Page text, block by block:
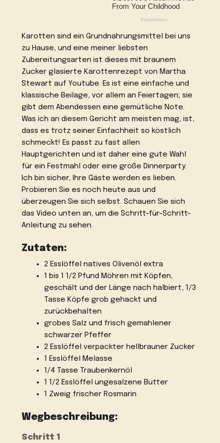
Karotten sind ein Grundnahrungsmittel bei uns
zu Hause, und eine meiner liebsten
Zubereitungsarten ist dieses mit braunem
Zucker glasierte Karottenrezept von Martha
Stewart auf Youtube. Es ist eine einfache und
klassische Beilage, vor allem an Feiertagen; sie
gibt dem Abendessen eine gemütliche Note.
Was ich an diesem Gericht am meisten mag, ist,
dass es trotz seiner Einfachheit so köstlich
schmeckt! Es passt zu fast allen
Hauptgerichten und ist daher eine gute Wahl
für ein Festmahl oder eine große Dinnerparty.
Ich bin sicher, Ihre Gäste werden es lieben.
Probieren Sie es noch heute aus und
überzeugen Sie sich selbst. Schauen Sie sich
das Video unten an, um die Schritt-für-Schritt-
Anleitung zu sehen.
Zutaten:
2 Esslöffel natives Olivenöl extra
1 bis 1 1/2 Pfund Möhren mit Köpfen,
geschält und der Länge nach halbiert, 1/3
Tasse Köpfe grob gehackt und
zurückbehalten
grobes Salz und frisch gemahlener
schwarzer Pfeffer
2 Esslöffel verpackter hellbrauner Zucker
1 Esslöffel Melasse
1/4 Tasse Traubenkernöl
1 1/2 Esslöffel ungesalzene Butter
1 Zweig frischer Rosmarin
Wegbeschreibung:
Schritt 1